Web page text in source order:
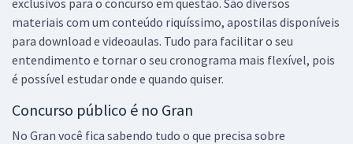
materiais com um conteúdo riquíssimo, apostilas disponíveis
para download e videoaulas. Tudo para facilitar o seu
entendimento e tornar o seu cronograma mais flexível, pois
é possível estudar onde e quando quiser.
Concurso público é no Gran
No Gran você fica sabendo tudo o que precisa sobre